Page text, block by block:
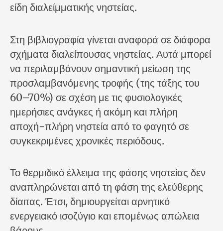
είδη διαλείμματικής νηστείας.
Στη βιβλιογραφία γίνεται αναφορά σε διάφορα
σχήματα διαλείπουσας νηστείας. Αυτά μπορεί
να περιλαμβάνουν σημαντική μείωση της
προσλαμβανόμενης τροφής (της τάξης του
60–70%) σε σχέση με τις φυσιολογικές
ημερήσιες ανάγκες ή ακόμη και πλήρη
αποχή-πλήρη νηστεία από το φαγητό σε
συγκεκριμένες χρονικές περιόδους.
Το θερμιδικό έλλειμα της φάσης νηστείας δεν
αναπληρώνεται από τη φάση της ελεύθερης
δίαιτας. Έτσι, δημιουργείται αρνητικό
ενεργειακό ισοζύγιο και επομένως απώλεια